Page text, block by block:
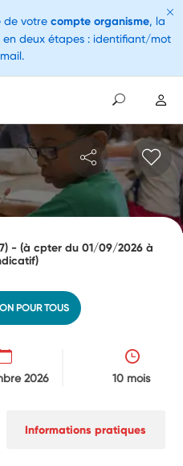
- (à cpter du 01/09/2026 à
POUR TOUS
2026 10 mois
Informations pratiques
de votre compte organisme, la
en deux étapes : identifiant/mot